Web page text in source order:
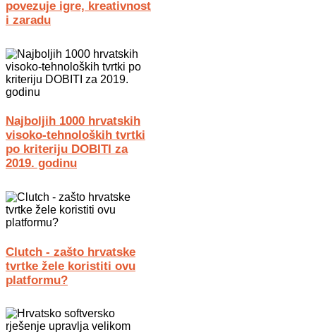
povezuje igre, kreativnost
i zaradu
Najboljih 1000 hrvatskih
visoko-tehnoloških tvrtki
po kriteriju DOBITI za
2019. godinu
Clutch - zašto hrvatske
tvrtke žele koristiti ovu
platformu?